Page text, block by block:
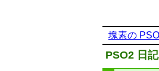
塊素の
PSO2 日